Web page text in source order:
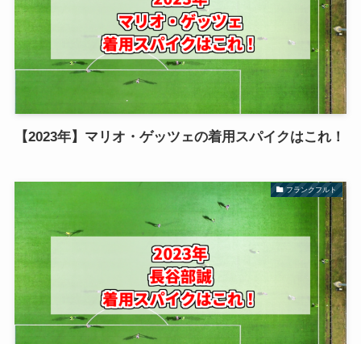
【2023年】マリオ・ゲッツェの着用スパイクはこれ！
フランクフルト